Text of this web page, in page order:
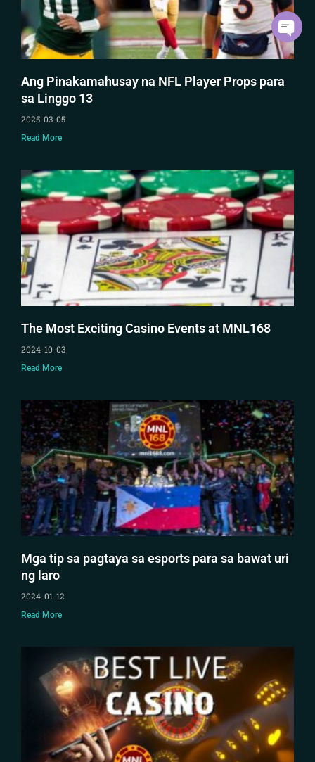
Ang Pinakamahusay na NFL Player Props para
sa Linggo 13
2025-03-05
Read More
The Most Exciting Casino Events at MNL168
2024-10-03
Read More
Mga tip sa pagtaya sa esports para sa bawat uri
ng laro
2024-01-12
Read More